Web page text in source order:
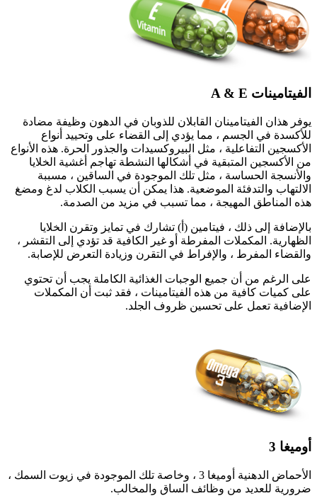
الفيتامينات A & E
يوفر هذان الفيتامينان القابلان للذوبان في الدهون وظيفة مضادة
للأكسدة في الجسم ، مما يؤدي إلى القضاء على وتحييد أنواع
الأكسجين التفاعلية ، مثل البيروكسيدات والجذور الحرة. هذه الأنواع
من الأكسجين المتبقية في أشكالها النشطة تهاجم أغشية الخلايا
والأنسجة الحساسة ، مثل تلك الموجودة في الساقين ، مسببة
الالتهاب والتدفئة الموضعية. هذا يمكن أن يسبب الكلاب لدغ ومضغ
هذه المناطق المهيجة ، مما تسبب في مزيد من الصدمة.
بالإضافة إلى ذلك ، فيتامين (أ) تشارك في تمايز وتقرن الخلايا
الظهارية. المكملات المفرطة أو غير الكافية قد تؤدي إلى التقشر ،
والقضاء المفرط ، والإفراط في التقرن وزيادة التعرض للإصابة.
على الرغم من أن جميع الوجبات الغذائية الكاملة يجب أن تحتوي
على كميات كافية من هذه الفيتامينات ، فقد ثبت أن المكملات
الإضافية تعمل على تحسين ظروف الجلد.
أوميغا 3
الأحماض الدهنية أوميغا 3 ، وخاصة تلك الموجودة في زيوت السمك ،
ضرورية للعديد من وظائف الساق والمخالب.